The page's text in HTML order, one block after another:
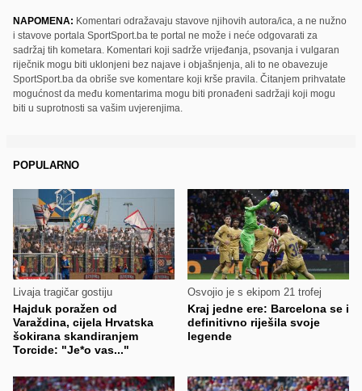
NAPOMENA: Komentari odražavaju stavove njihovih autora/ica, a ne nužno
i stavove portala SportSport.ba te portal ne može i neće odgovarati za
sadržaj tih kometara. Komentari koji sadrže vrijeđanja, psovanja i vulgaran
riječnik mogu biti uklonjeni bez najave i objašnjenja, ali to ne obavezuje
SportSport.ba da obriše sve komentare koji krše pravila. Čitanjem prihvatate
mogućnost da među komentarima mogu biti pronađeni sadržaji koji mogu
biti u suprotnosti sa vašim uvjerenjima.
POPULARNO
Livaja tragičar gostiju
Hajduk poražen od
Varaždina, cijela Hrvatska
šokirana skandiranjem
Torcide: "Je*o vas..."
Osvojio je s ekipom 21 trofej
Kraj jedne ere: Barcelona se i
definitivno riješila svoje
legende